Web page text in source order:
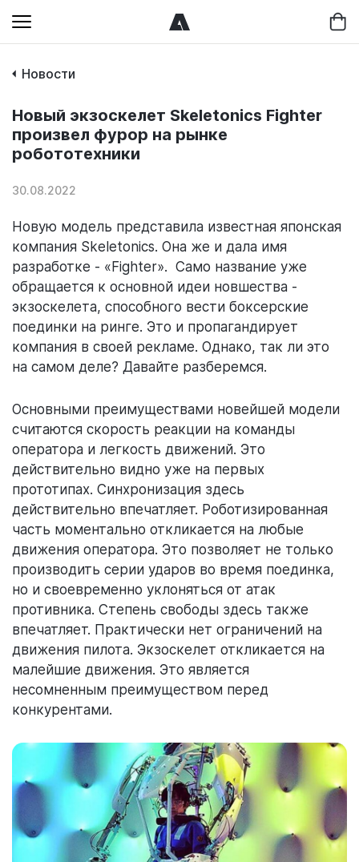
Новости
Новый экзоскелет Skeletonics Fighter
произвел фурор на рынке
робототехники
30.08.2022
Новую модель представила известная японская
компания Skeletonics. Она же и дала имя
разработке - «Fighter». Само название уже
обращается к основной идеи новшества -
экзоскелета, способного вести боксерские
поединки на ринге. Это и пропагандирует
компания в своей рекламе. Однако, так ли это
на самом деле? Давайте разберемся.
Основными преимуществами новейшей модели
считаются скорость реакции на команды
оператора и легкость движений. Это
действительно видно уже на первых
прототипах. Синхронизация здесь
действительно впечатляет. Роботизированная
часть моментально откликается на любые
движения оператора. Это позволяет не только
производить серии ударов во время поединка,
но и своевременно уклоняться от атак
противника. Степень свободы здесь также
впечатляет. Практически нет ограничений на
движения пилота. Экзоскелет откликается на
малейшие движения. Это является
несомненным преимуществом перед
конкурентами.